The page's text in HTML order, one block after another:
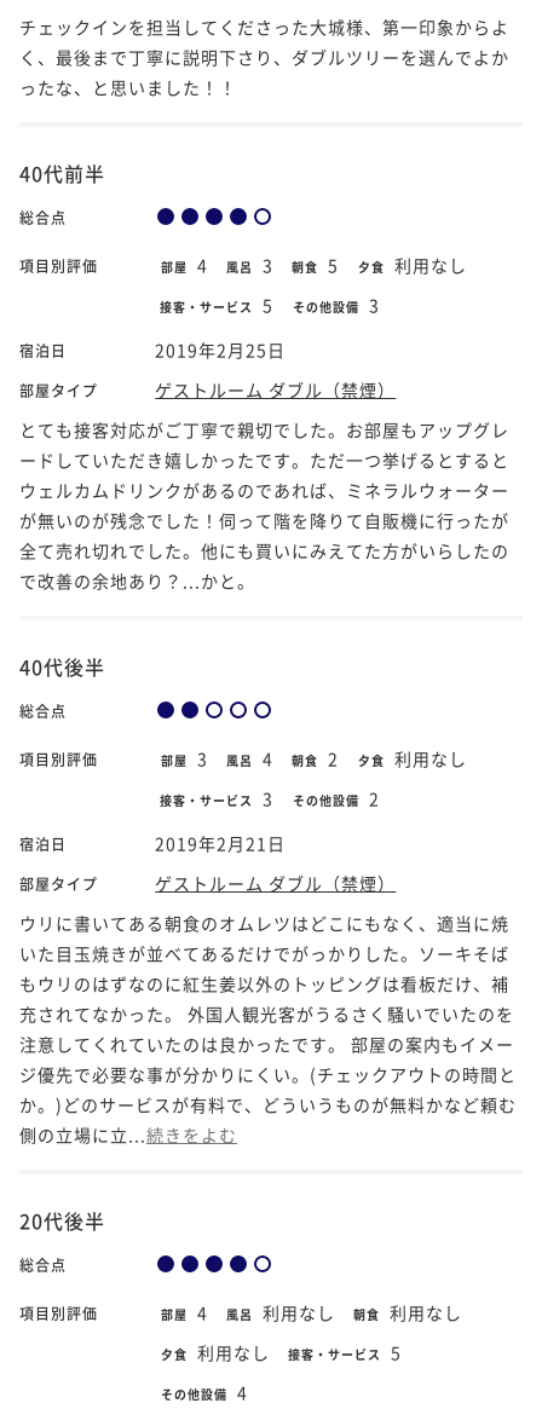
チェックインを担当してくださった大城様、第一印象からよ
く、最後まで丁寧に説明下さり、ダブルツリーを選んでよか
ったな、と思いました！！
40代前半
総合点
項目別評価 部屋 4 風呂 3 朝食 5 夕食 利用なし
接客・サービス 5 その他設備 3
宿泊日 2019年2月25日
部屋タイプ
ゲストルーム ダブル（禁煙）
とても接客対応がご丁寧で親切でした。お部屋もアップグレ
ードしていただき嬉しかったです。ただ一つ挙げるとすると
ウェルカムドリンクがあるのであれば、ミネラルウォーター
が無いのが残念でした！伺って階を降りて自販機に行ったが
全て売れ切れでした。他にも買いにみえてた方がいらしたの
で改善の余地あり？...かと。
40代後半
総合点
項目別評価 部屋 3 風呂 4 朝食 2 夕食 利用なし
接客・サービス 3 その他設備 2
宿泊日 2019年2月21日
部屋タイプ
ゲストルーム ダブル（禁煙）
ウリに書いてある朝食のオムレツはどこにもなく、適当に焼
いた目玉焼きが並べてあるだけでがっかりした。ソーキそば
もウリのはずなのに紅生姜以外のトッピングは看板だけ、補
充されてなかった。 外国人観光客がうるさく騒いでいたのを
注意してくれていたのは良かったです。 部屋の案内もイメー
ジ優先で必要な事が分かりにくい。(チェックアウトの時間と
か。)どのサービスが有料で、どういうものが無料かなど頼む
側の立場に立... 続きをよむ
20代後半
総合点
項目別評価 部屋 4 風呂 利用なし 朝食 利用なし
夕食 利用なし 接客・サービス 5
その他設備
4